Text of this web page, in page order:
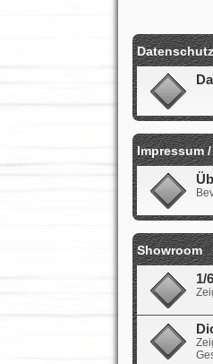
Datenschutz
Impressum
Showroom
1/